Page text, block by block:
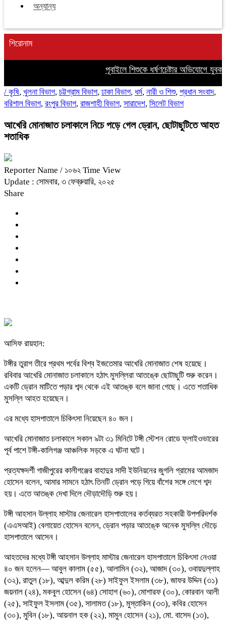
অন্যান্য
শিরোনাম
পূবাইলে শিশুকে ধর্ষণচেষ্টার অভিযোগে যুবক
/ কৃষি, খুলনা বিভাগ, চট্টগ্রাম বিভাগ, ঢাকা বিভাগ, ধর্ম, নারী ও শিশু, প্রধান সংবাদ,
বরিশাল বিভাগ, রংপুর বিভাগ, রাজশাহী বিভাগ, সারাদেশ, সিলেট বিভাগ
আখেরি মোনাজাত চলাকালে নিচে পড়ে গেল ড্রোন, ছোটাছুটিতে আহত
শতাধিক
Reporter Name / ১০৬২ Time View
Update : সোমবার, ৩ ফেব্রুয়ারি, ২০২৫
Share
আসিফ রায়হান:
টঙ্গীর তুরাগ তীরে প্রথম পর্বের বিশ্ব ইজতেমার আখেরি মোনাজাত শেষ হয়েছে।
রবিবার আখেরি মোনাজাত চলাকালে হঠাৎ মুসল্লিরা আতঙ্কে ছোটাছুটি শুরু করেন।
একটি ড্রোন মাটিতে পড়ার শব্দ থেকে এই আতঙ্ক বলে জানা গেছে। এতে শতাধিক
মুসল্লি আহত হয়েছেন।
এর মধ্যে হাসপাতালে চিকিৎসা নিয়েছেন ৪০ জন।
আখেরি মোনাজাত চলাকালে সকাল ৯টা ৩১ মিনিটে টঙ্গী স্টেশন রোডে ফ্লাইওভারের
পূর্ব পাশে টঙ্গী-কালিগঞ্জ আঞ্চলিক সড়কে এ ঘটনা ঘটে।
প্রত্যক্ষদর্শী গাজীপুরের কালীগঞ্জের বাহাদুর সাদী ইউনিয়নের জুগলি গ্রামের আমজাদ
হোসেন বলেন, আমার সামনে হঠাৎ তিনটি ড্রোন পড়ে গিয়ে বাঁশের সঙ্গে লেগে শব্দ
হয়। এতে আতঙ্ক দেখা দিলে দৌড়াদৌড়ি শুরু হয়।
টঙ্গী আহসান উল্লাহ মাস্টার জেনারেল হাসপাতালের কর্তব্যরত সহকারী উপপরিদর্শক
(এএসআই) বেলায়েত হোসেন বলেন, ড্রোন পড়ার আতঙ্কে অনেক মুসল্লি দৌড়ে
হাসপাতালে আসেন।
আহতদের মধ্যে টঙ্গী আহসান উল্লাহ মাস্টার জেনারেল হাসপাতালে চিকিৎসা নেওয়া
৪০ জন হলেন— আবুল কালাম (৫৫), আলামিন (৩২), আজাদ (৩০), ওবায়দুল্লাহ
(৩২), রাতুল (১৮), আব্দুল করিম (২৮) সাইফুল ইসলাম (৩৮), জাফর উদ্দিন (৩১)
জয়নাল (২৪), মকবুল হোসেন (৬৪) সোহাগ (৬০), মোশারফ (৩০), কোরবান আলী
(২৫), সাইফুল ইসলাম (৩৫), সালামত (১৮), মুস্তাকিন (৩৩), কবির হোসেন
(৩০), মুবিন (১৮), আয়নাল হক (২২), মামুন হোসেন (২১), মো. বাসেদ (১৩),